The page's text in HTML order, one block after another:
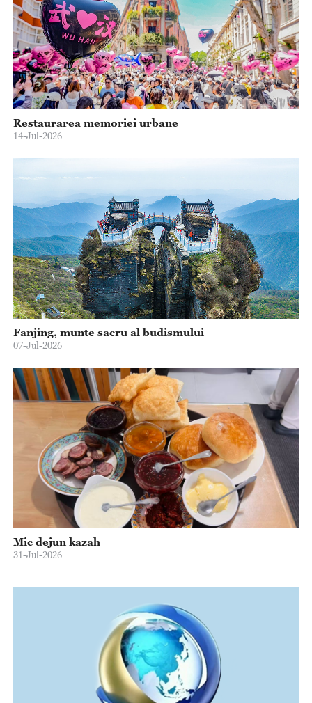
Restaurarea memoriei urbane
14-Jul-2026
Fanjing, munte sacru al budismului
07-Jul-2026
Mic dejun kazah
31-Jul-2026